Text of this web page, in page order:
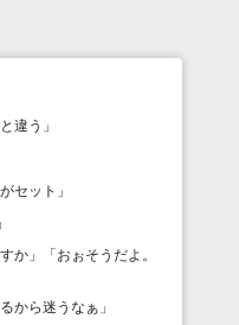
違う 」
セット 」
」
か」「おぉそうだよ。
から迷うなぁ 」